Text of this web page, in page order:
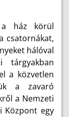
a ház körül
csatornákat,
hálóval
tárgyakban
a közvetlen
a zavaró
a Nemzeti
Központ egy